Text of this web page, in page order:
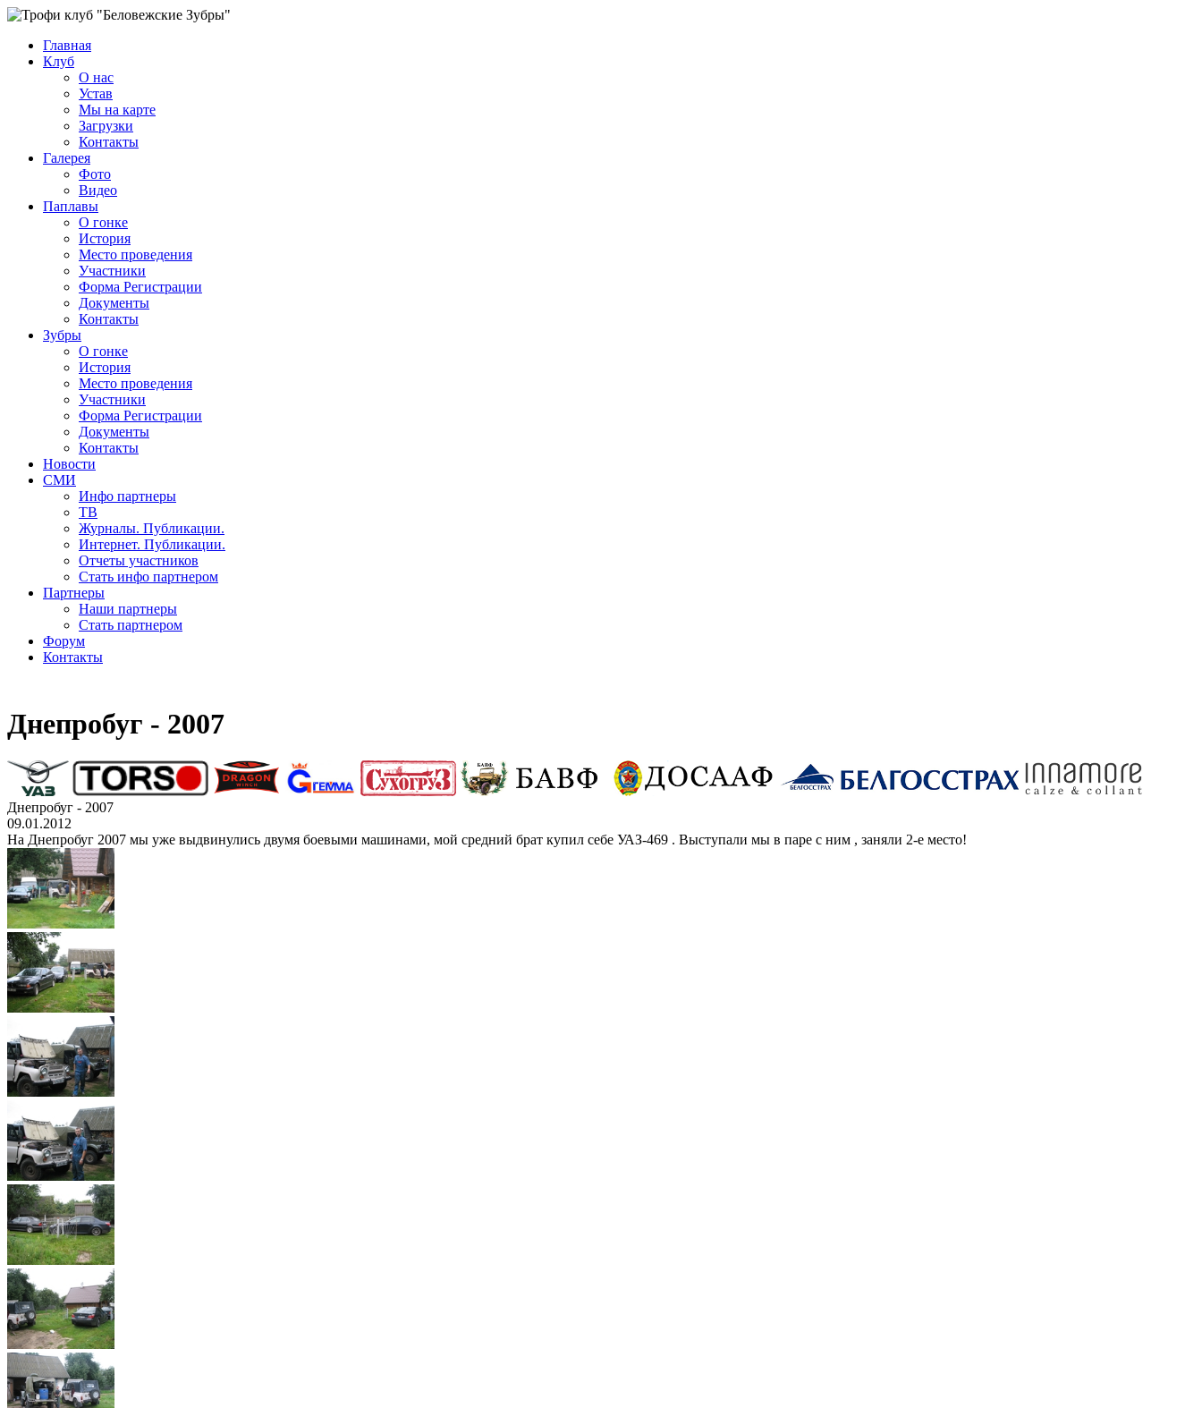
Главная
Клуб
О нас
Устав
Мы на карте
Загрузки
Контакты
Галерея
Фото
Видео
Паплавы
О гонке
История
Место проведения
Участники
Форма Регистрации
Документы
Контакты
Зубры
О гонке
История
Место проведения
Участники
Форма Регистрации
Документы
Контакты
Новости
СМИ
Инфо партнеры
ТВ
Журналы. Публикации.
Интернет. Публикации.
Отчеты участников
Стать инфо партнером
Партнеры
Наши партнеры
Стать партнером
Форум
Контакты
Днепробуг - 2007
Днепробуг - 2007
09.01.2012
На Днепробуг 2007 мы уже выдвинулись двумя боевыми машинами, мой средний брат купил себе УАЗ-469 . Выступали мы в паре с ним , заняли 2-е место!